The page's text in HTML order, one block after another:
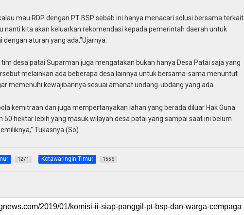
mau RDP dengan PT BSP sebab ini hanya menacari solusi bersama terkait
nanti kita akan keluarkan rekomendasi kepada pemerintah daerah untuk
aturan yang ada,”Ujarnya.
desa patai Suparman juga mengatakan bukan hanya Desa Patai saja yang
melainkan ada beberapa desa lainnya untuk bersama-sama menuntut
memenuhi kewajibannya sesuai amanat undang-ubdang yang ada.
kemitraan dan juga mempertanyakan lahan yang berada diluar Hak Guna
50 hektar lebih yang masuk wilayah desa patai yang sampai saat ini belum
Tukasnya.(So)
1271 Kotawaringin Timur 1556